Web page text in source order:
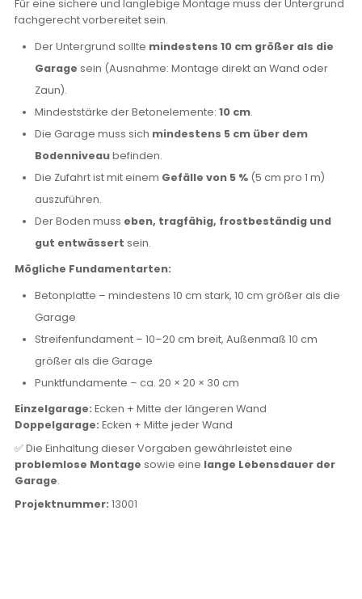
Für eine sichere und langlebige Montage muss der Untergrund
fachgerecht vorbereitet sein.
Der Untergrund sollte mindestens 10 cm größer als die
Garage sein (Ausnahme: Montage direkt an Wand oder
Zaun).
Mindeststärke der Betonelemente: 10 cm.
Die Garage muss sich mindestens 5 cm über dem
Bodenniveaubefinden.
Die Zufahrt ist mit einem Gefälle von 5 %(5 cm pro 1 m)
auszuführen.
Der Boden muss eben, tragfähig, frostbeständig und
gut entwässert sein.
Mögliche Fundamentarten:
Betonplatte – mindestens 10 cm stark, 10 cm größer als die
Garage
Streifenfundament – 10–20 cm breit, Außenmaß 10 cm
größer als die Garage
Punktfundamente – ca. 20 × 20 × 30 cm
Einzelgarage: Ecken + Mitte der längeren Wand
Doppelgarage: Ecken + Mitte jeder Wand
✅ Die Einhaltung dieser Vorgaben gewährleistet eine
problemlose Montage sowie eine lange Lebensdauer der
Garage.
Projektnummer: 13001